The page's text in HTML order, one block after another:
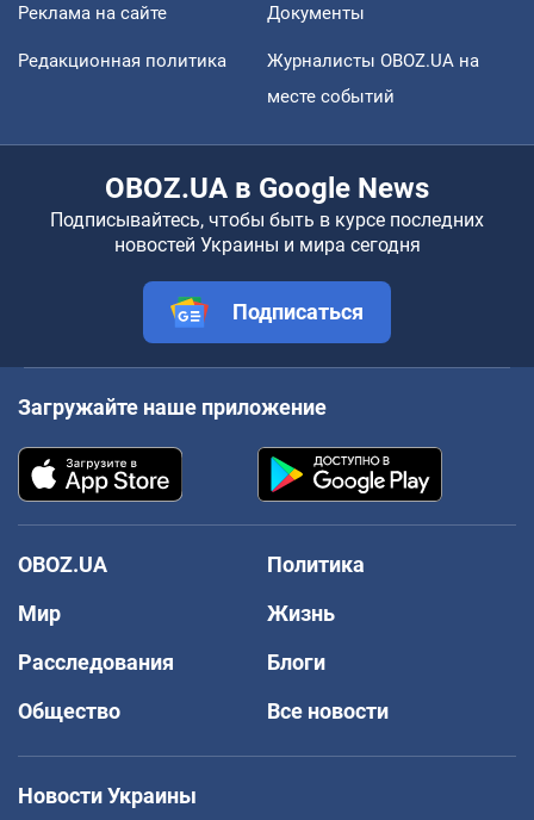
Реклама на сайте Документы
Редакционная политика
Журналисты OBOZ.UA на
месте событий
OBOZ.UA в Google News
Подписывайтесь, чтобы быть в курсе последних
новостей Украины и мира сегодня
Подписаться
Загружайте наше приложение
OBOZ.UA
Политика
Мир
Жизнь
Расследования
Блоги
Общество
Все новости
Новости Украины